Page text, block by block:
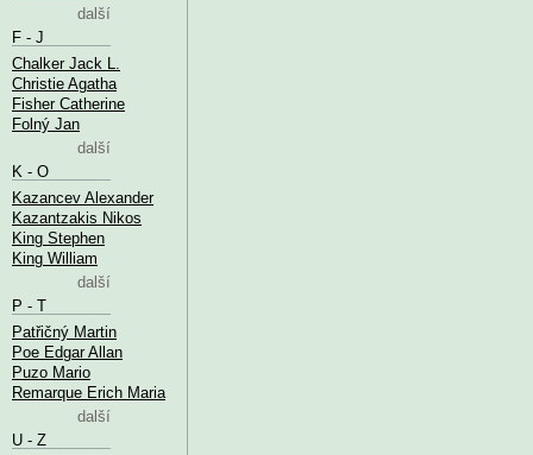
další
F - J
Chalker Jack L.
Christie Agatha
Fisher Catherine
Folný Jan
další
K - O
Kazancev Alexander
Kazantzakis Nikos
King Stephen
King William
další
P - T
Patřičný Martin
Poe Edgar Allan
Puzo Mario
Remarque Erich Maria
další
U - Z